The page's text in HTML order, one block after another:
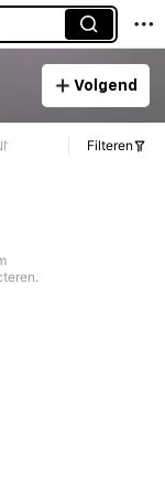
Volgend
Filteren